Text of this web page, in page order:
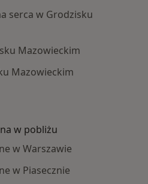
serca w Grodzisku
Mazowieckim
Mazowieckim
w pobliżu
w Warszawie
w Piasecznie